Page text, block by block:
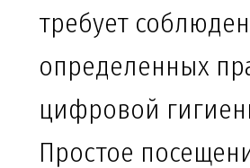
требует
определенных
цифровой
Простое